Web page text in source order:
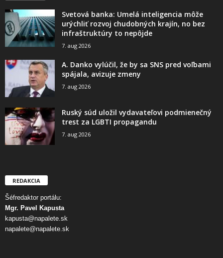
Svetová banka: Umelá inteligencia môže
urýchliť rozvoj chudobných krajín, no bez
infraštruktúry to nepôjde
7. aug 2026
A. Danko vylúčil, že by sa SNS pred voľbami
spájala, avizuje zmeny
7. aug 2026
Ruský súd uložil vydavateľovi podmienečný
trest za LGBTI propagandu
7. aug 2026
REDAKCIA
Šéfredaktor portálu:
Mgr. Pavel Kapusta
kapusta@napalete.sk
napalete@napalete.sk